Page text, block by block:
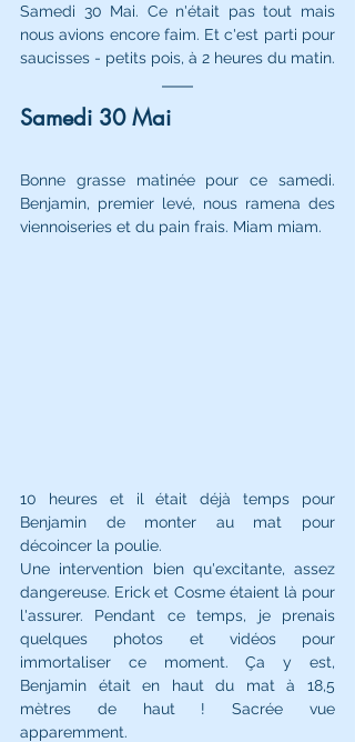
Samedi 30 Mai. Ce n'était pas tout mais
nous avions encore faim. Et c'est parti pour
Samedi 30 Mai
Bonne grasse matinée pour ce samedi.
Benjamin, premier levé, nous ramena des
viennoiseries et du pain frais. Miam miam.
10 heures et il était déjà temps pour
Benjamin de monter au mat pour
décoincer la poulie.
Une intervention bien qu'excitante, assez
dangereuse. Erick et Cosme étaient là pour
l'assurer. Pendant ce temps, je prenais
quelques photos et vidéos pour
immortaliser ce moment. Ça y est,
Benjamin était en haut du mat à 18,5
mètres de haut ! Sacrée vue
apparemment.